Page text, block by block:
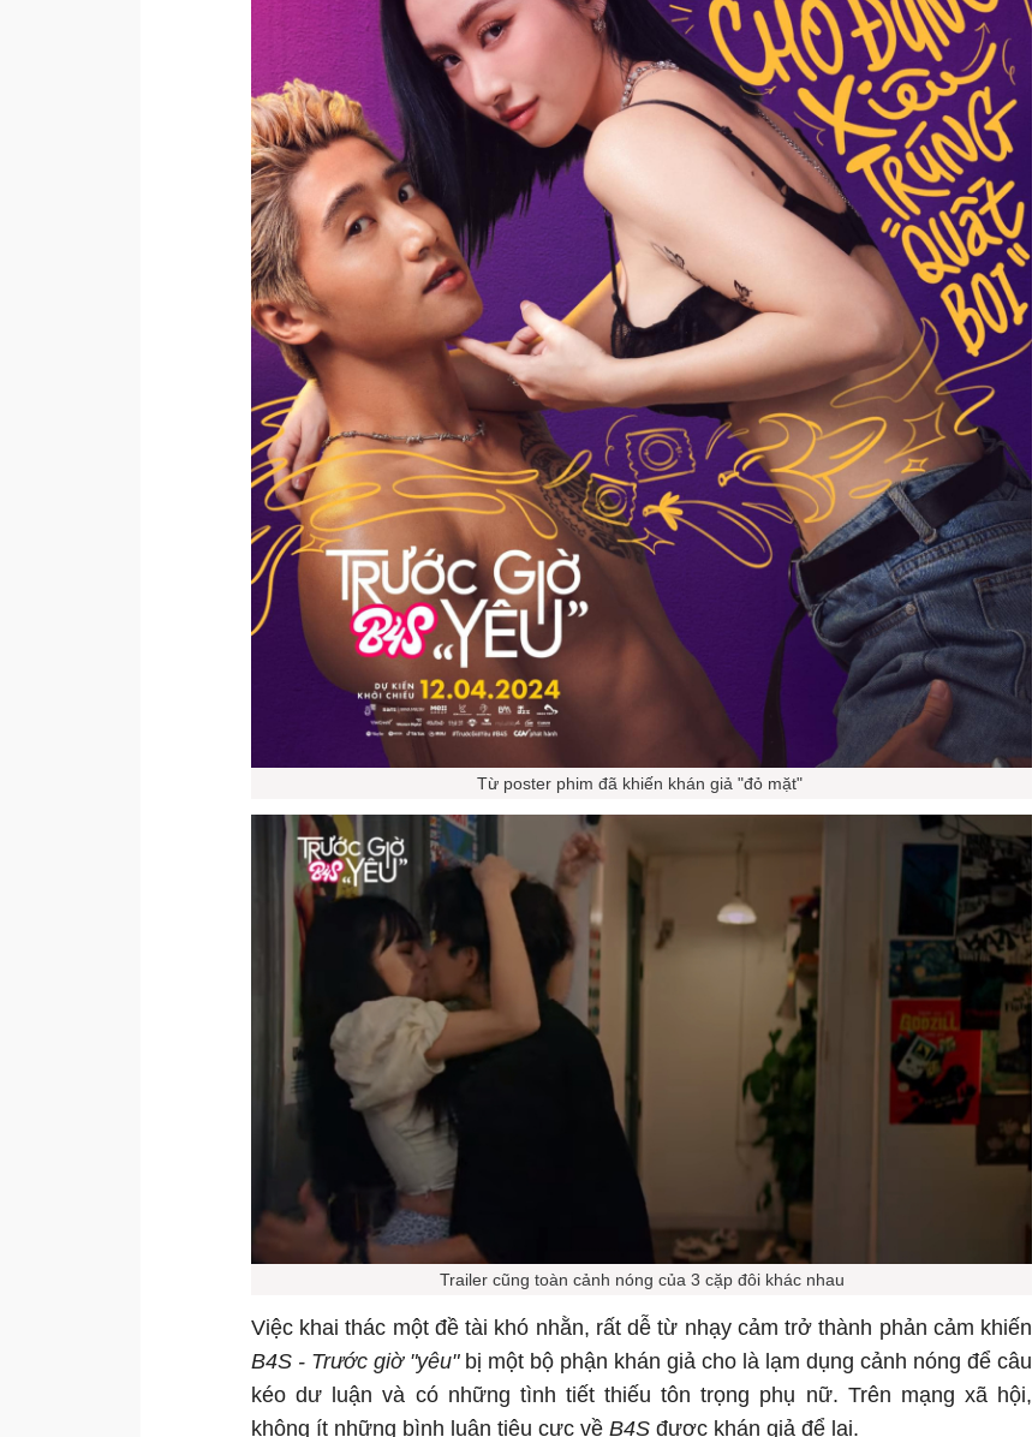
Từ poster phim đã khiến khán giả "đỏ mặt"
Trailer cũng toàn cảnh nóng của 3 cặp đôi khác nhau
Việc khai thác một đề tài khó nhằn, rất dễ từ nhạy cảm trở thành phản cảm khiến
B4S - Trước giờ "yêu"bị một bộ phận khán giả cho là lạm dụng cảnh nóng để câu
kéo dư luận và có những tình tiết thiếu tôn trọng phụ nữ. Trên mạng xã hội,
không ít những bình luận tiêu cực về B4S được khán giả để lại.